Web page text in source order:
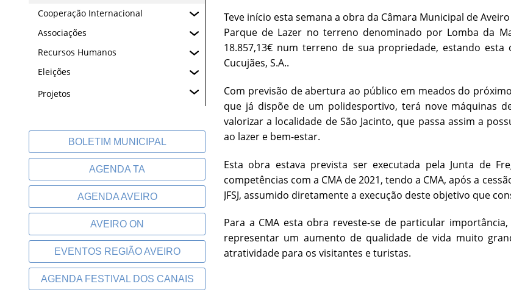
Cooperação Internacional
Associações
Recursos Humanos
Eleições
Projetos
BOLETIM MUNICIPAL
AGENDA TA
AGENDA AVEIRO
AVEIRO ON
EVENTOS REGIÃO AVEIRO
AGENDA FESTIVAL DOS CANAIS
Teve início esta semana a obra da Câmara Municipal de
Parque de Lazer no terreno denominado por Lomba da
18.857,13€ num terreno de sua propriedade, estando
Cucujães, S.A..
Com previsão de abertura ao público em meados do
que já dispõe de um polidesportivo, terá nove máquinas
valorizar a localidade de São Jacinto, que passa assim a
ao lazer e bem-estar.
Esta obra estava prevista ser executada pela Junta de
competências com a CMA de 2021, tendo a CMA, após a
JFSJ, assumido diretamente a execução deste objetivo que
Para a CMA esta obra reveste-se de particular
representar um aumento de qualidade de vida muito
atratividade para os visitantes e turistas.